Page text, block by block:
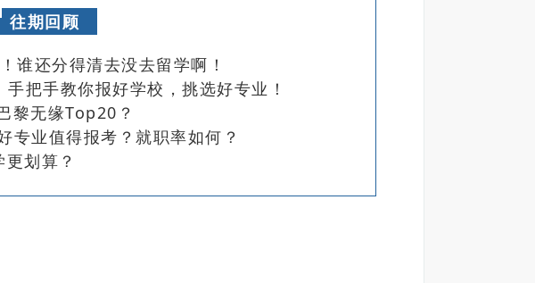
往期回顾
谁还分得清去没去留学啊！
把手教你报好学校，挑选好专业！
黎无缘Top20？
专业值得报考？就职率如何？
划算？